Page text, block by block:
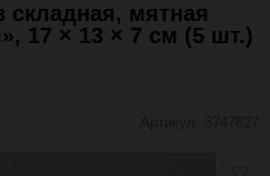
складная, мятная
17 × 13 × 7 см (5 шт.)